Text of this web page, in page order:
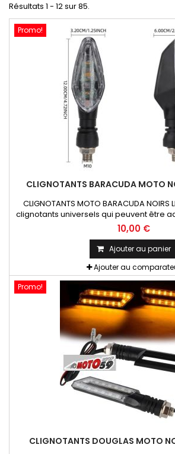
Résultats 1 - 12 sur 85.
Promo!
CLIGNOTANTS BARACUDA MOTO
CLIGNOTANTS MOTO BARACUDA NOIRS
clignotants universels qui peuvent être
motos ou scooters
10,00 €
Ajouter au panier
Ajouter au
Promo!
CLIGNOTANTS DOUGLAS MOTO